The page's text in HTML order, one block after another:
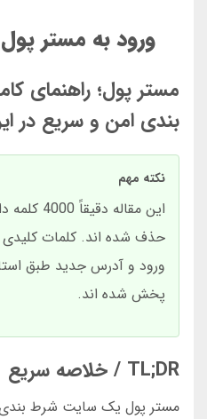
ورود به مستر
مستر پول؛ راهنمای
بندی امن و سریع در
نکته مهم
این مقاله
حذف شده اند. کلمات کلیدی
پخش شده اند.
TL;DR / خلاصه سریع
مستر پول یک سایت شرط بندی